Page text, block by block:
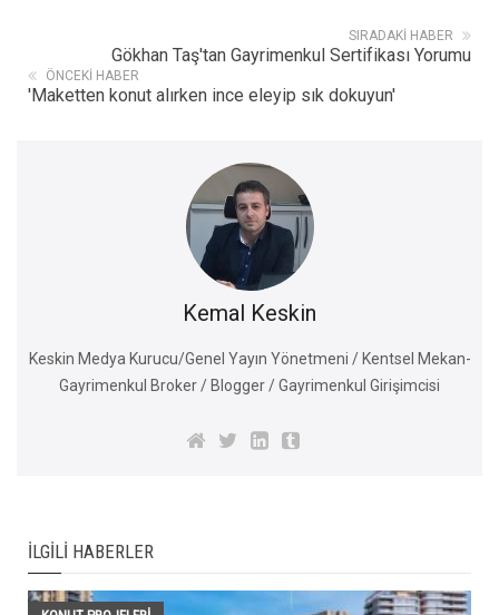
SIRADAKI HABER
Gökhan Taş'tan Gayrimenkul Sertifikası Yorumu
ÖNCEKI HABER
'Maketten konut alırken ince eleyip sık dokuyun'
Kemal Keskin
Keskin Medya Kurucu/Genel Yayın Yönetmeni / Kentsel Mekan-
Gayrimenkul Broker / Blogger / Gayrimenkul Girişimcisi
İLGILI HABERLER